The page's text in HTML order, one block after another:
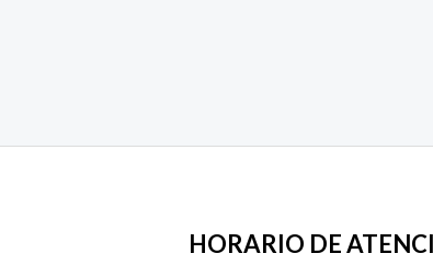
HORARIO DE